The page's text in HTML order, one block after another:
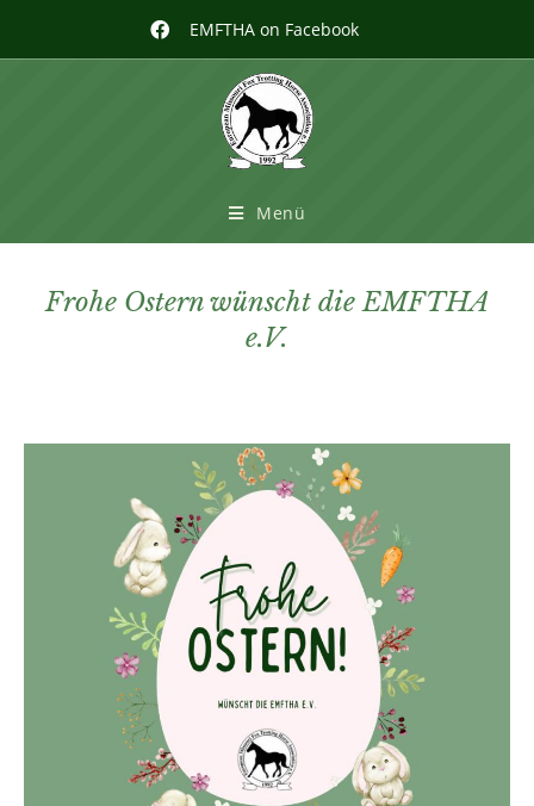
EMFTHA on Facebook
Menü
Frohe Ostern wünscht die EMFTHA
e.V.